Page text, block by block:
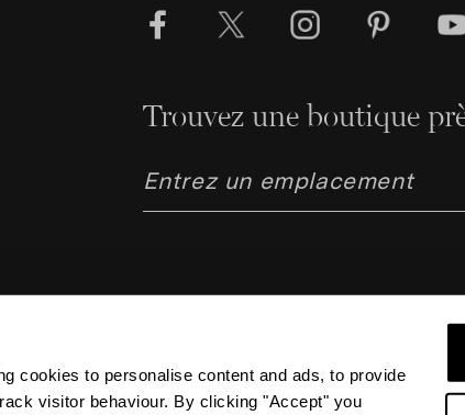
cookies to personalise content and ads, to provide
visitor behaviour. By clicking "Accept" you
Trouvez une boutique
Aquazzura Italia S.r.l. - Lungarno Corsini 8, 50123 Florence